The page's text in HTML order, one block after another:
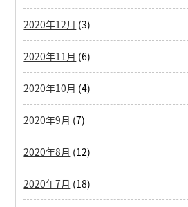
2020年12月 (3)
2020年11月 (6)
2020年10月 (4)
2020年9月 (7)
2020年8月 (12)
2020年7月 (18)